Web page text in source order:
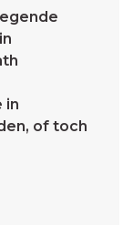
in
of toch